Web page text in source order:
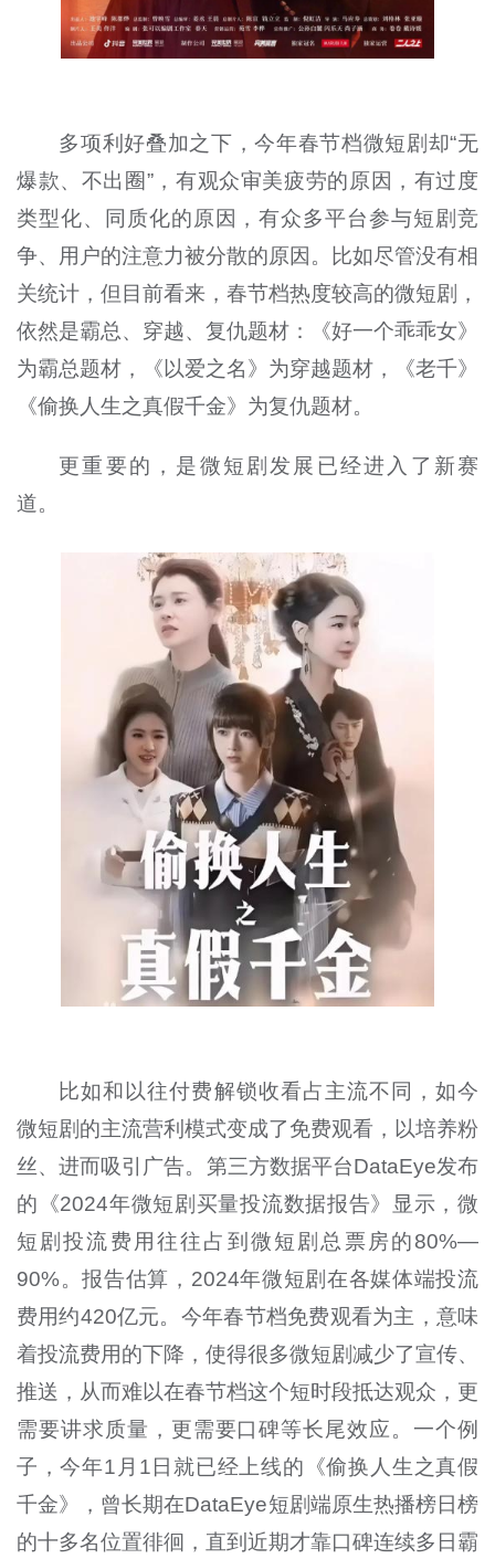
多项利好叠加之下，今年春节档微短剧却“无
爆款、不出圈”，有观众审美疲劳的原因，有过度
类型化、同质化的原因，有众多平台参与短剧竞
争、用户的注意力被分散的原因。比如尽管没有相
关统计，但目前看来，春节档热度较高的微短剧，
依然是霸总、穿越、复仇题材：《好一个乖乖女》
为霸总题材，《以爱之名》为穿越题材，《老千》
《偷换人生之真假千金》为复仇题材。
更重要的，是微短剧发展已经进入了新赛
道。
比如和以往付费解锁收看占主流不同，如今
微短剧的主流营利模式变成了免费观看，以培养粉
丝、进而吸引广告。第三方数据平台DataEye发布
的《2024年微短剧买量投流数据报告》显示，微
短剧投流费用往往占到微短剧总票房的80%—
90%。报告估算，2024年微短剧在各媒体端投流
费用约420亿元。今年春节档免费观看为主，意味
着投流费用的下降，使得很多微短剧减少了宣传、
推送，从而难以在春节档这个短时段抵达观众，更
需要讲求质量，更需要口碑等长尾效应。一个例
子，今年1月1日就已经上线的《偷换人生之真假
千金》，曾长期在DataEye短剧端原生热播榜日榜
的十多名位置徘徊，直到近期才靠口碑连续多日霸